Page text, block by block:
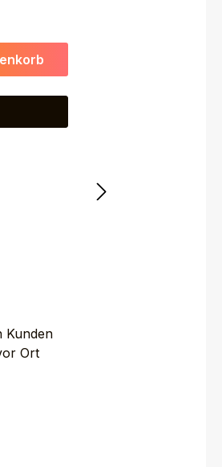
Wert ein oder benutze die
Kunden
Ort